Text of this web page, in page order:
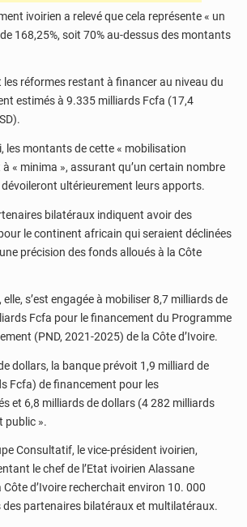
ivoirien a relevé que cela représente « un
168,25%, soit 70% au-dessus des montants
les réformes restant à financer au niveau du
estimés à 9.335 milliards Fcfa (17,4
les montants de cette « mobilisation
« minima », assurant qu’un certain nombre
ultérieurement leurs apports.
bilatéraux indiquent avoir des
le continent africain qui seraient déclinées
précision des fonds alloués à la Côte
s’est engagée à mobiliser 8,7 milliards de
Fcfa pour le financement du Programme
(PND, 2021-2025) de la Côte d’Ivoire.
dollars, la banque prévoit 1,9 milliard de
Fcfa) de financement pour les
et 6,8 milliards de dollars (4 282 milliards
public ».
Consultatif, le vice-président ivoirien,
le chef de l’Etat ivoirien Alassane
d’Ivoire recherchait environ 10. 000
partenaires bilatéraux et multilatéraux.